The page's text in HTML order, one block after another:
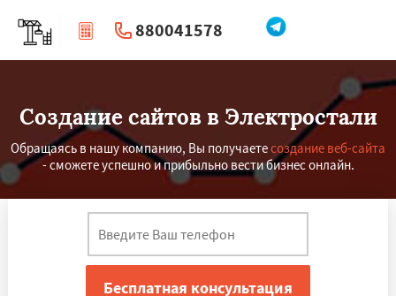
880041578
| Перезвоните мне
Создание сайтов в Электростали
Обращаясь в нашу компанию, Вы получаетесоздание веб-сайта
- сможете успешно и прибыльно вести бизнес онлайн.